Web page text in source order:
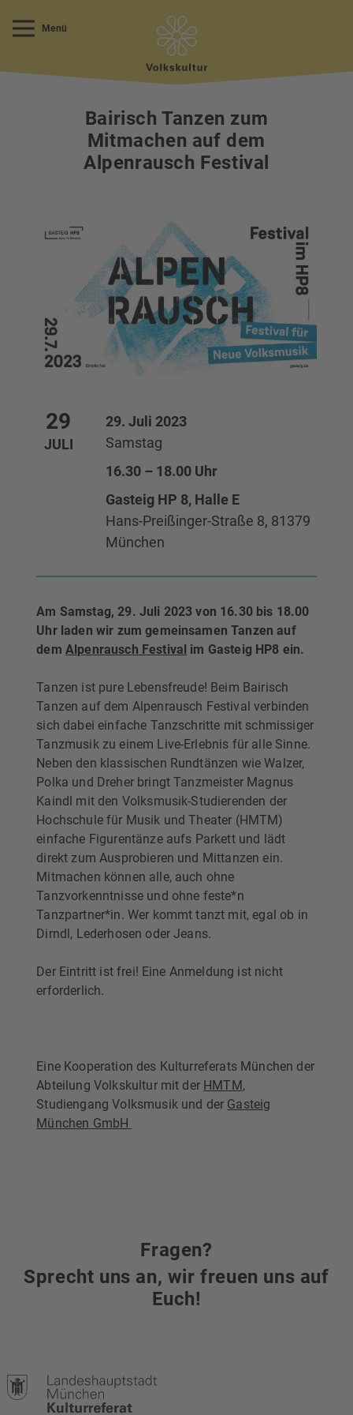
Menü
Bairisch Tanzen zum
Mitmachen auf dem
Alpenrausch Festival
29
JULI
29. Juli 2023
Samstag
16.30 – 18.00 Uhr
Gasteig HP 8, Halle E
Hans-Preißinger-Straße 8, 81379
München
Am Samstag, 29. Juli 2023 von 16.30 bis 18.00
Uhr laden wir zum gemeinsamen Tanzen auf
dem Alpenrausch Festival im Gasteig HP8 ein.
Tanzen ist pure Lebensfreude! Beim Bairisch
Tanzen auf dem Alpenrausch Festival verbinden
sich dabei einfache Tanzschritte mit schmissiger
Tanzmusik zu einem Live-Erlebnis für alle Sinne.
Neben den klassischen Rundtänzen wie Walzer,
Polka und Dreher bringt Tanzmeister Magnus
Kaindl mit den Volksmusik-Studierenden der
Hochschule für Musik und Theater (HMTM)
einfache Figurentänze aufs Parkett und lädt
direkt zum Ausprobieren und Mittanzen ein.
Mitmachen können alle, auch ohne
Tanzvorkenntnisse und ohne feste*n
Tanzpartner*in. Wer kommt tanzt mit, egal ob in
Dirndl, Lederhosen oder Jeans.
Der Eintritt ist frei! Eine Anmeldung ist nicht
erforderlich.
Eine Kooperation des Kulturreferats München der
Abteilung Volkskultur mit der HMTM ,
Studiengang Volksmusik und der Gasteig
München GmbH
Fragen?
Sprecht uns an, wir freuen uns auf
Euch!